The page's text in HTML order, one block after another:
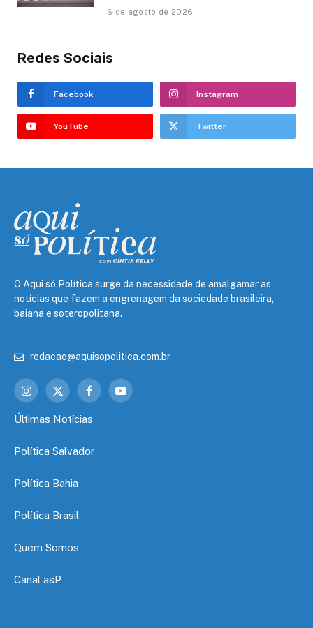
6 de agosto de 2026
Redes Sociais
Facebook Instagram
YouTube Twitter
O Aqui só Política surge da necessidade de amalgamar as
notícias que fazem a engrenagem da sociedade brasileira,
baiana e soteropolitana.
redacao@aquisopolitica.com.br
Instagram
X
FacebookYouTube
Últimas Notícias
Política Salvador
Política Bahia
Política Brasil
Quem Somos
Canal asP